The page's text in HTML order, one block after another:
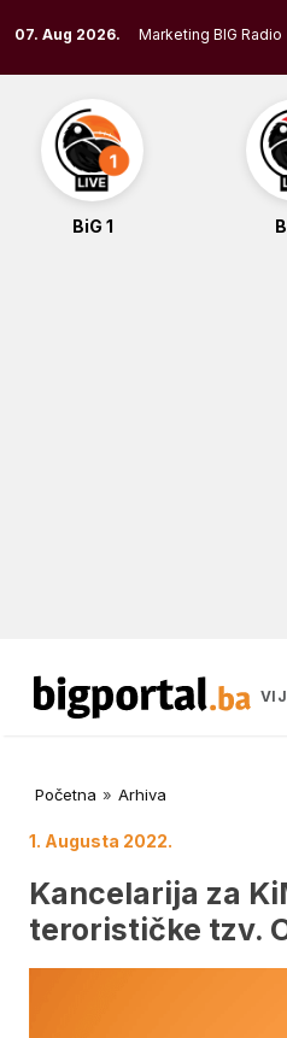
to
content
07. Aug 2026. Marketing BIG Radio
BiG 1
Početna » Arhiva
1. Augusta 2022.
Kancelarija za
terorističke tzv.